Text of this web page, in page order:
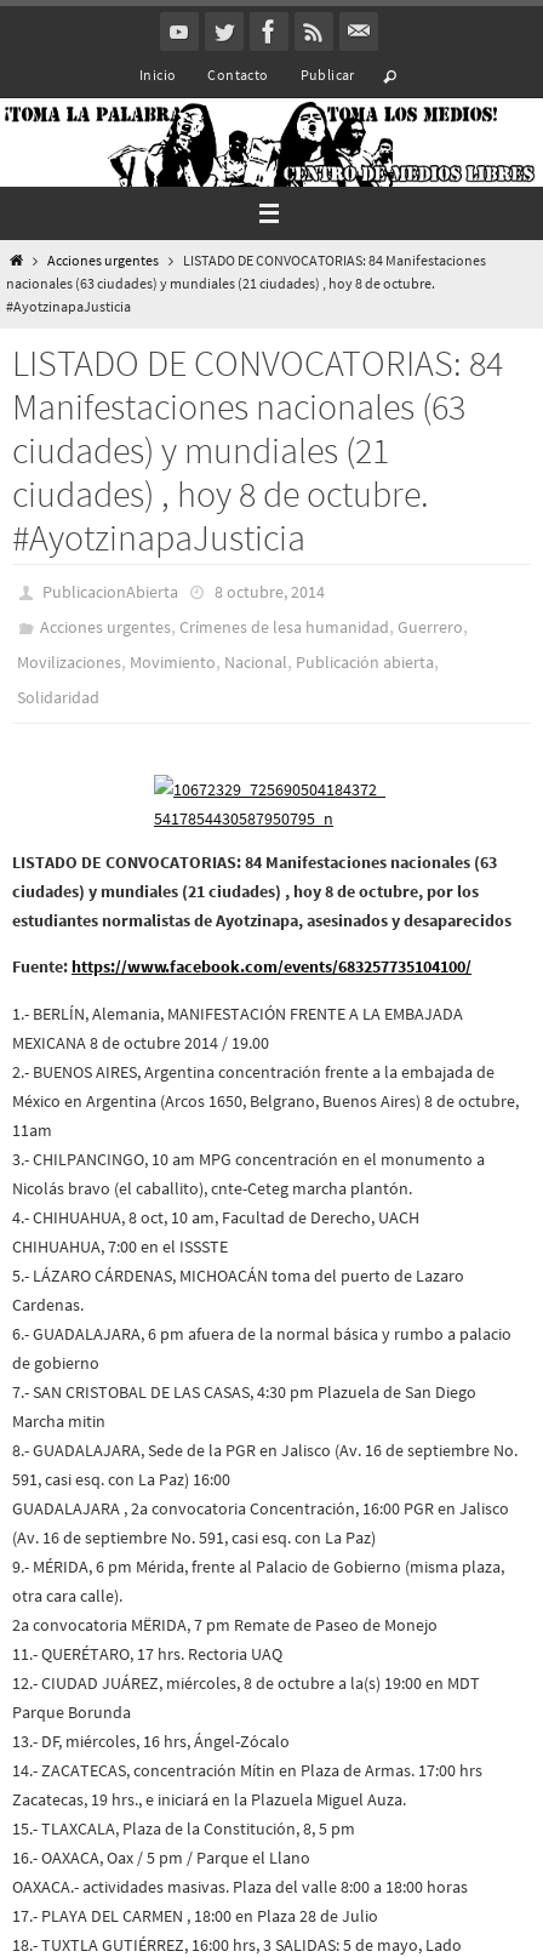
Inicio Contacto Publicar
InicioAcciones urgentes
LISTADO DE CONVOCATORIAS: 84 Manifestaciones
nacionales (63 ciudades) y mundiales (21 ciudades) , hoy 8 de octubre.
#AyotzinapaJusticia
LISTADO DE CONVOCATORIAS: 84
Manifestaciones nacionales (63
ciudades) y mundiales (21
ciudades) , hoy 8 de octubre.
#AyotzinapaJusticia
PublicacionAbierta
8 octubre, 2014
Acciones urgentes,Crímenes de lesa humanidad,Guerrero,
Movilizaciones, Movimiento, Nacional, Publicación abierta,
Solidaridad
LISTADO DE CONVOCATORIAS: 84 Manifestaciones nacionales (63
ciudades) y mundiales (21 ciudades) , hoy 8 de octubre, por los
estudiantes normalistas de Ayotzinapa, asesinados y desaparecidos
Fuente: https://www.facebook.com/events/683257735104100/
1.- BERLÍN, Alemania, MANIFESTACIÓN FRENTE A LA EMBAJADA
MEXICANA 8 de octubre 2014 / 19.00
2.- BUENOS AIRES, Argentina concentración frente a la embajada de
México en Argentina (Arcos 1650, Belgrano, Buenos Aires) 8 de octubre,
11am
3.- CHILPANCINGO, 10 am MPG concentración en el monumento a
Nicolás bravo (el caballito), cnte-Ceteg marcha plantón.
4.- CHIHUAHUA, 8 oct, 10 am, Facultad de Derecho, UACH
CHIHUAHUA, 7:00 en el ISSSTE
5.- LÁZARO CÁRDENAS, MICHOACÁN toma del puerto de Lazaro
Cardenas.
6.- GUADALAJARA, 6 pm afuera de la normal básica y rumbo a palacio
de gobierno
7.- SAN CRISTOBAL DE LAS CASAS, 4:30 pm Plazuela de San Diego
Marcha mitin
8.- GUADALAJARA, Sede de la PGR en Jalisco (Av. 16 de septiembre No.
591, casi esq. con La Paz) 16:00
GUADALAJARA , 2a convocatoria Concentración, 16:00 PGR en Jalisco
(Av. 16 de septiembre No. 591, casi esq. con La Paz)
9.- MÉRIDA, 6 pm Mérida, frente al Palacio de Gobierno (misma plaza,
otra cara calle).
2a convocatoria MËRIDA, 7 pm Remate de Paseo de Monejo
11.- QUERÉTARO, 17 hrs. Rectoria UAQ
12.- CIUDAD JUÁREZ, miércoles, 8 de octubre a la(s) 19:00 en MDT
Parque Borunda
13.- DF, miércoles, 16 hrs, Ángel-Zócalo
14.- ZACATECAS, concentración Mítin en Plaza de Armas. 17:00 hrs
Zacatecas, 19 hrs., e iniciará en la Plazuela Miguel Auza.
15.- TLAXCALA, Plaza de la Constitución, 8, 5 pm
16.- OAXACA, Oax / 5 pm / Parque el Llano
OAXACA.- actividades masivas. Plaza del valle 8:00 a 18:00 horas
17.- PLAYA DEL CARMEN , 18:00 en Plaza 28 de Julio
18.- TUXTLA GUTIÉRREZ, 16:00 hrs, 3 SALIDAS: 5 de mayo, Lado